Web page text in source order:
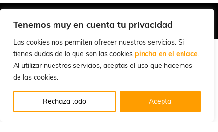
Tenemos muy en cuenta tu privacidad
Las cookies nos permiten ofrecer nuestros servicios. Si
tienes dudas de lo que son las cookies pincha en el enlace.
Al utilizar nuestros servicios, aceptas el uso que hacemos
de las cookies.
Rechaza todo Acepta
© 2026 Cuchillalia.com